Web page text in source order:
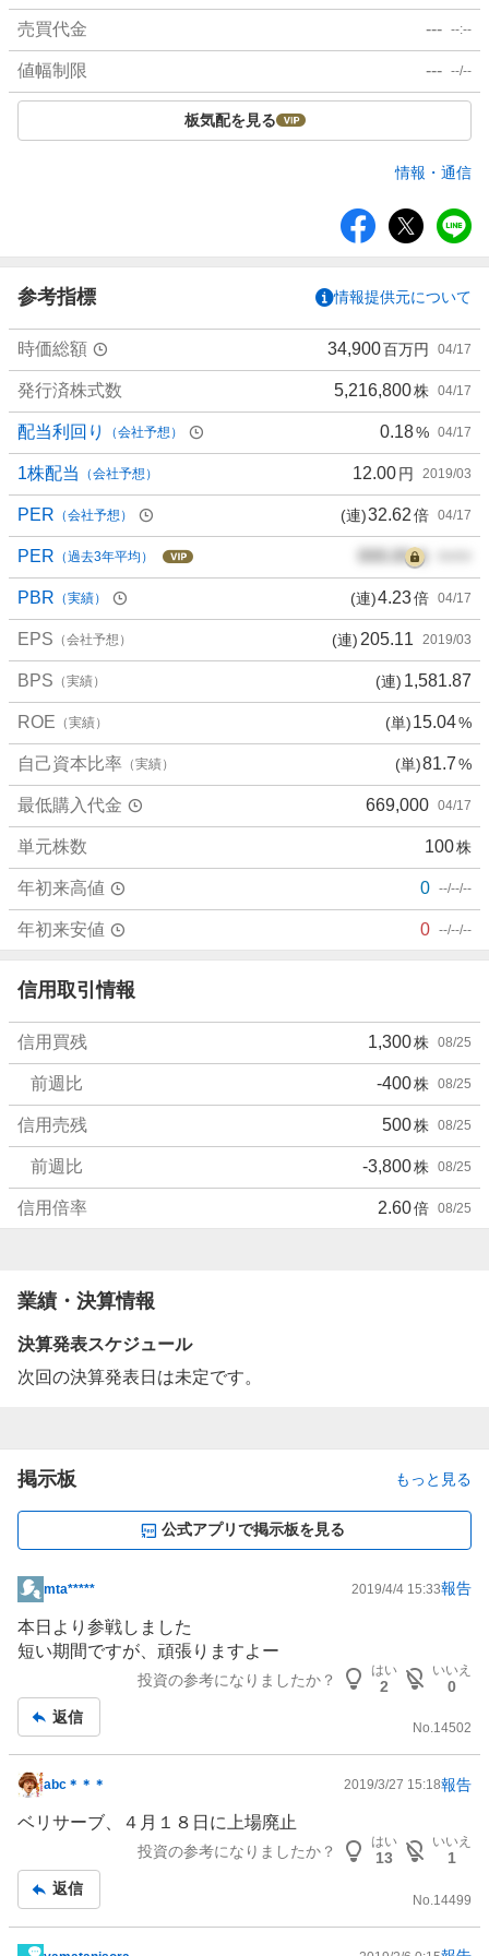
売買代金 --- --:--
値幅制限 --- --/--
板気配を見る
情報・通信
ア
参考指標 情報提供元について
時価総額 34,900百万円 04/17
発行済株式数 5,216,800株 04/17
配当利回り （会社予想） 0.18% 04/17
1株配当 （会社予想） 12.00円 2019/03
PER （会社予想） (連)32.62倍 04/17
PER （過去3年平均） 000.00倍
PBR （実績） (連)4.23倍 04/17
EPS （会社予想） (連) 205.11 2019/03
BPS （実績） (連) 1,581.87
ROE （実績） (単)15.04%
自己資本比率 （実績） (単)81.7%
最低購入代金 669,000 04/17
単元株数 100株
年初来高値 0 --/--/--
年初来安値 0 --/--/--
信用取引情報
信用買残 1,300株 08/25
前週比 -400株 08/25
信用売残 500株 08/25
前週比 -3,800株 08/25
信用倍率 2.60倍 08/25
業績・決算情報
決算発表スケジュール
次回の決算発表日は未定です。
掲示板 もっと見る
公式アプリで掲示板を見る
掲
示
板
事
mta***** 2019/4/4 15:33報告
本日より参戦しました
短い期間ですが、頑張りますよー
投資の参考になりましたか？
はい
2
いいえ
0
返信
No.14502
掲
示
記
事
abc＊＊＊ 2019/3/27 15:18報告
ベリサーブ、４月１８日に上場廃止
投資の参考になりましたか？
はい
13
いいえ
1
返信
No. 14499